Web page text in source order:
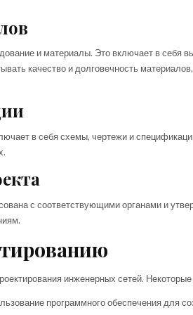
и материалы. Это включает в себя
качество и долговечность
в себя схемы, чертежи и
с соответствующими органами и
инженерных сетей.
программного обеспечения для